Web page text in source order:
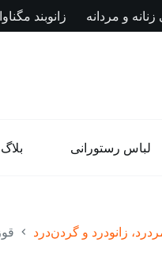
و مردانه زانوبند
لباس رستورانی بلاگ
زانودرد و گردن‌درد